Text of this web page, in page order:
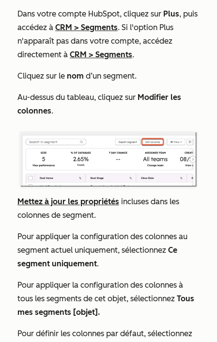
Dans votre compte HubSpot, cliquez sur Plus, puis
accédez à CRM > Segments. Si l'option Plus
n'apparaît pas dans votre compte, accédez
directement à CRM > Segments.
Cliquez sur le nom d’un segment.
Au-dessus du tableau, cliquez sur Modifier les
colonnes.
Mettez à jour les propriétés incluses dans les
colonnes de segment.
Pour appliquer la configuration des colonnes au
segment actuel uniquement, sélectionnez Ce
segment uniquement.
Pour appliquer la configuration des colonnes à
tous les segments de cet objet, sélectionnez Tous
mes segments [objet].
Pour définir les colonnes par défaut, sélectionnez